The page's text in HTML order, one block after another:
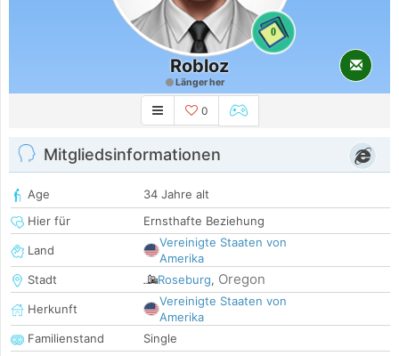
0
Robloz
Länger her
0
Mitgliedsinformationen
Age
34 Jahre alt
Hier für
Ernsthafte Beziehung
Land
Vereinigte Staaten von
Amerika
Stadt
Roseburg, Oregon
Herkunft
Vereinigte Staaten von
Amerika
Familienstand
Single